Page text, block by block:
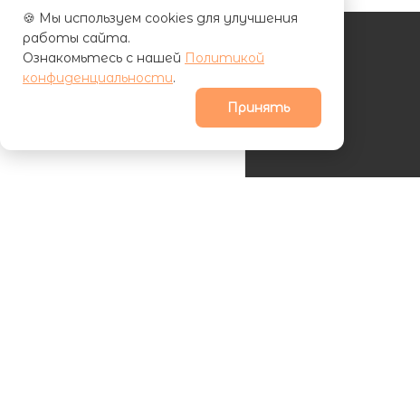
АКЦИИ
🍪 Мы используем cookies для улучшения
работы сайта.
Ознакомьтесь с нашей Политикой
конфиденциальности.
Принять